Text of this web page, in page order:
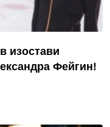
изостави
Фейгин!